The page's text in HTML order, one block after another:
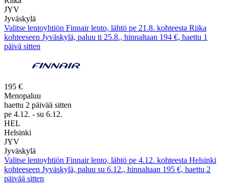
JYV
Jyväskylä
Valitse lentoyhtiön Finnair lento, lähtö pe 21.8. kohteesta Riika
kohteeseen Jyväskylä, paluu ti 25.8., hinnaltaan 194 €, haettu 1
päivä sitten
195 €
Menopaluu
haettu 2 päivää sitten
pe 4.12. - su 6.12.
HEL
Helsinki
JYV
Jyväskylä
Valitse lentoyhtiön Finnair lento, lähtö pe 4.12. kohteesta Helsinki
kohteeseen Jyväskylä, paluu su 6.12., hinnaltaan 195 €, haettu 2
päivää sitten